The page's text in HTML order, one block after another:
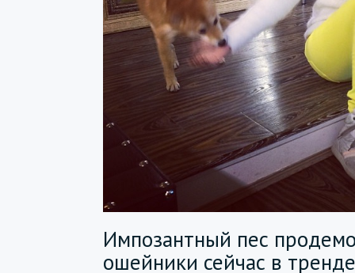
Импозантный пес
ошейники сейчас в